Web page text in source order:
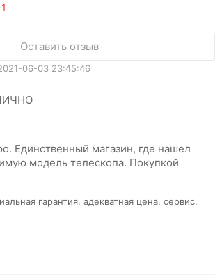
1
Оставить отзыв
06-03 23:45:46
Единственный магазин, где нашел
модель телескопа. Покупкой
гарантия, адекватная цена, сервис.